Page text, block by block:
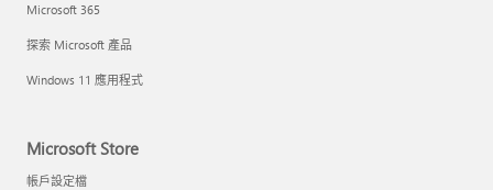
Microsoft 365
探索 Microsoft 產品
Windows 11 應用程式
Microsoft Store
帳戶設定檔